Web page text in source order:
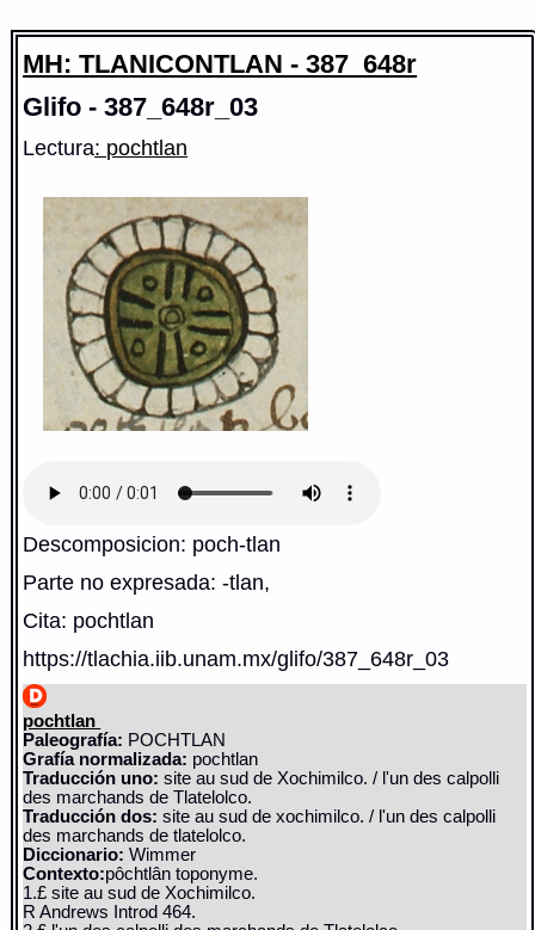
MH: TLANICONTLAN - 387_648r
Glifo - 387_648r_03
Lectura: pochtlan
Descomposicion: poch-tlan
Parte no expresada: -tlan,
Cita: pochtlan
https://tlachia.iib.unam.mx/glifo/387_648r_03
pochtlan
Paleografía: POCHTLAN
Grafía normalizada: pochtlan
Traducción uno: site au sud de Xochimilco. / l'un des calpolli
des marchands de Tlatelolco.
Traducción dos: site au sud de xochimilco. / l'un des calpolli
des marchands de tlatelolco.
Diccionario:Wimmer
Contexto:pôchtlân toponyme.
1.£ site au sud de Xochimilco.
R Andrews Introd 464.